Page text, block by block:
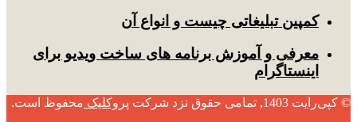
کمپین تبلیغاتی چیست و انواع آن
معرفی و آموزش برنامه های ساخت ویدیو برای
اینستاگرام
© کپی‌رایت 1403, تمامی حقوق نزد شرکت پروکلیک محفوظ است.